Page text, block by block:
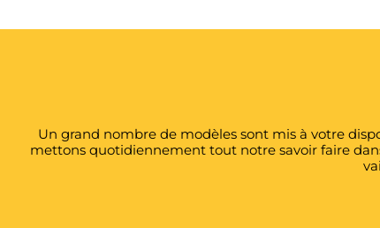
Un grand nombre de modèles sont mis à votre
mettons quotidiennement tout notre savoir faire